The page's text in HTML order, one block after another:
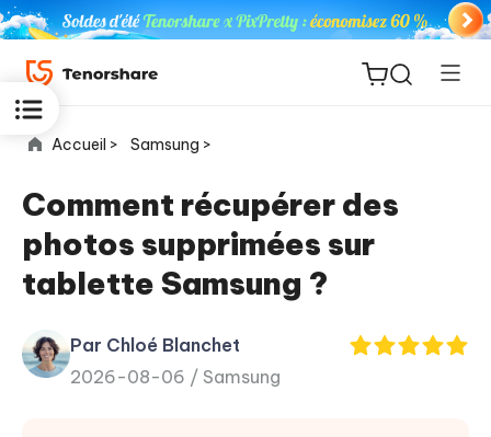
for iOS
PDNob
PDF
New
Accueil > Samsung >
Comment récupérer des
photos supprimées sur
tablette Samsung ?
Par Chloé Blanchet
2026-08-06 / Samsung